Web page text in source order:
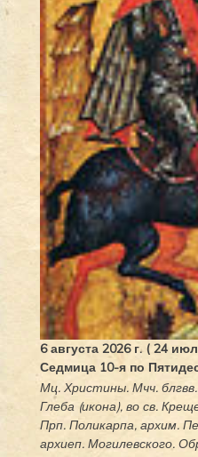
6 августа 2026 г. ( 24
Седмица 10-я по
Мц. Христины. Мчч.
Глеба(икона), во св.
Прп. Поликарпа, архим.
архиеп. Могилевского.